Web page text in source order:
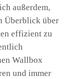
außerdem,
Überblick über
effizient zu
Wallbox
und immer